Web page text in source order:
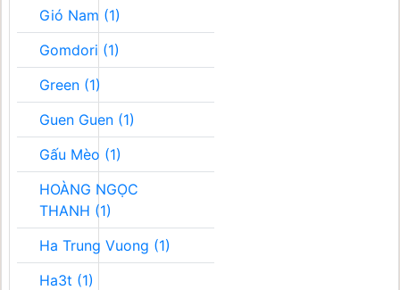
Gió Nam (1)
Gomdori (1)
Green (1)
Guen Guen (1)
Gấu Mèo (1)
HOÀNG NGỌC
THANH (1)
Ha Trung Vuong (1)
Ha3t (1)